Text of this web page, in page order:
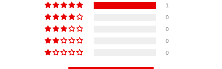
1
0
0
0
0